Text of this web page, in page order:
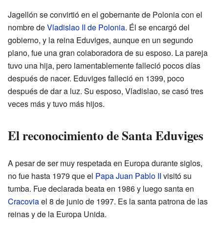
Jagellón se convirtió en el gobernante de Polonia con el
nombre deVladislao II de Polonia. Él se encargó del
gobierno, y la reina Eduviges, aunque en un segundo
plano, fue una gran colaboradora de su esposo. La pareja
tuvo una hija, pero lamentablemente falleció pocos días
después de nacer. Eduviges falleció en 1399, poco
después de dar a luz. Su esposo, Vladislao, se casó tres
veces más y tuvo más hijos.
El reconocimiento de Santa Eduviges
A pesar de ser muy respetada en Europa durante siglos,
no fue hasta 1979 que el PapaJuan Pablo II visitó su
tumba. Fue declarada beata en 1986 y luego santa en
Cracoviael 8 de junio de 1997. Es la santa patrona de las
reinas y de la Europa Unida.